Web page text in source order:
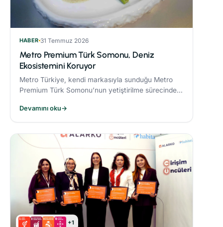
HABER 31 Temmuz 2026
Metro Premium Türk Somonu, Deniz
Ekosistemini Koruyor
Metro Türkiye, kendi markasıyla sunduğu Metro
Premium Türk Somonu’nun yetiştirilme sürecinde
uyguluyor.
Devamını oku→
+1